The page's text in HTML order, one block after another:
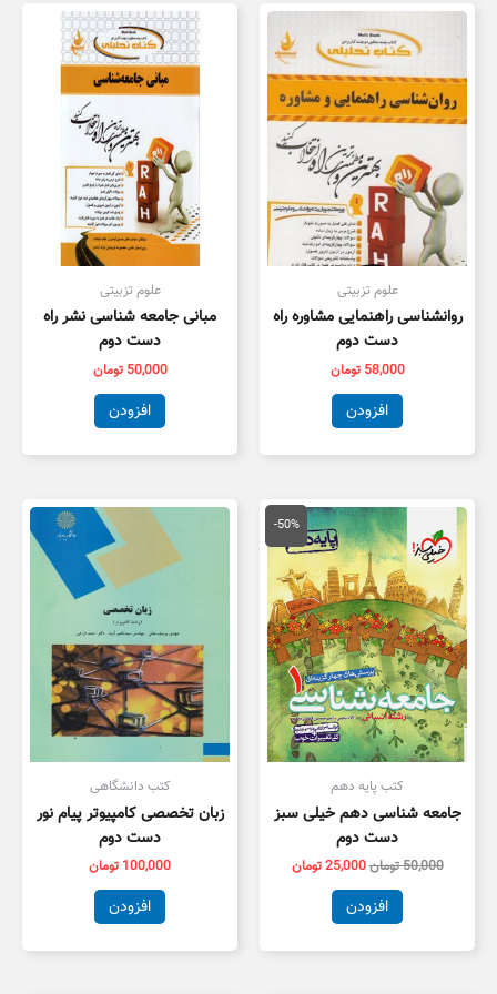
علوم تزبیتی
روانشناسی راهنمایی مشاوره راه
دست دوم
58,000 تومان
افزودن
علوم تزبیتی
مبانی جامعه شناسی نشر راه
دست دوم
50,000 تومان
افزودن
-50%
کتب پایه دهم
جامعه شناسی دهم خیلی سبز
دست دوم
50,000تومان
قیمت
اصلی
50,000 تومان
بود.
25,000تومان
قیمت
فعلی
است.
افزودن
کتب دانشگاهی
زبان تخصصی کامپیوتر پیام نور
دست دوم
100,000 تومان
افزودن